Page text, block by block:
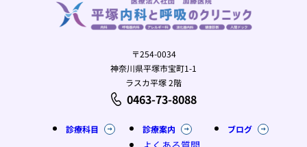
〒254-0034
神奈川県平塚市宝町1-1
ラスカ平塚 2階
0463-73-8088
診療科目 診療案内 ブログ